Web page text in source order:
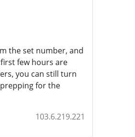
the set number, and
few hours are
you can still turn
for the
103.6.219.221